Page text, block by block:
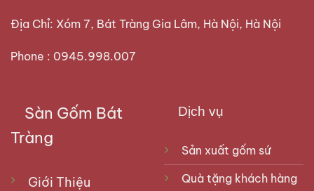
Địa Chỉ: Xóm 7, Bát Tràng Gia Lâm, Hà Nội, Hà Nội
Phone : 0945.998.007
Sàn Gốm Bát
Tràng
Giới Thiệu
Dịch vụ
Sản xuất gốm sứ
Quà tặng khách hàng